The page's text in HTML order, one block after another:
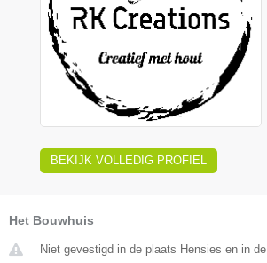
BEKIJK VOLLEDIG PROFIEL
Het Bouwhuis
Niet gevestigd in de plaats Hensies en in